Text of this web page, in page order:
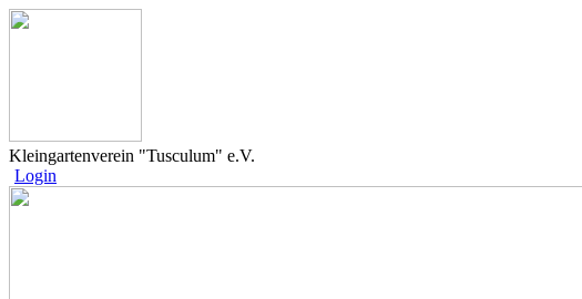
Kleingartenverein "Tusculum" e.V.
Login